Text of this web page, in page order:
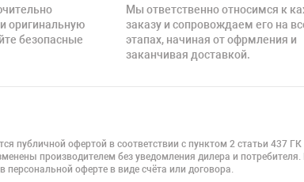
оригинальную
безопасные
Мы ответственно относимся к
заказу и сопровождаем его на
этапах, начиная от офрмления и
заканчивая доставкой.
публичной офертой в соответствии с пунктом 2 статьи 437
производителем без уведомления дилера и
оферте в виде счёта или договора.